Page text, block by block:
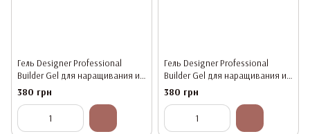
Гель Designer Professional
Builder Gel для наращивания и
укрепления ногтей R1 Clear, 55
380 грн
Гель Designer Professional
Builder Gel для наращивания и
укрепления ногтей R2 Light Milk,
380 грн